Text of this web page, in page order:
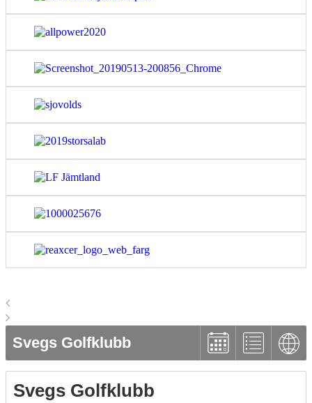
Svegs Golfklubb
Svegs Golfklubb